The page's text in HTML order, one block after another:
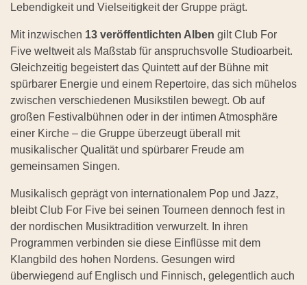
Lebendigkeit und Vielseitigkeit der Gruppe prägt.
Mit inzwischen 13 veröffentlichten Alben gilt Club For
Five weltweit als Maßstab für anspruchsvolle Studioarbeit.
Gleichzeitig begeistert das Quintett auf der Bühne mit
spürbarer Energie und einem Repertoire, das sich mühelos
zwischen verschiedenen Musikstilen bewegt. Ob auf
großen Festivalbühnen oder in der intimen Atmosphäre
einer Kirche – die Gruppe überzeugt überall mit
musikalischer Qualität und spürbarer Freude am
gemeinsamen Singen.
Musikalisch geprägt von internationalem Pop und Jazz,
bleibt Club For Five bei seinen Tourneen dennoch fest in
der nordischen Musiktradition verwurzelt. In ihren
Programmen verbinden sie diese Einflüsse mit dem
Klangbild des hohen Nordens. Gesungen wird
überwiegend auf Englisch und Finnisch, gelegentlich auch